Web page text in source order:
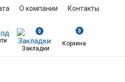
О компании Контакты
0
Закладки
0
Корзина